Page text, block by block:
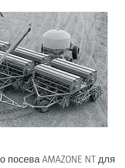
AMAZONE NT для